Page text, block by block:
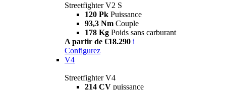
Streetfighter V2 S
120 Pk Puissance
93,3 Nm Couple
178 Kg Poids sans carburant
A partir de €18.290 i
Configurez
V4
Streetfighter V4
214 CV puissance